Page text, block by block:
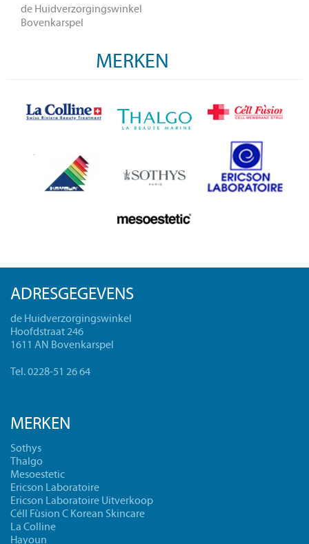
de Huidverzorgingswinkel
Bovenkarspel
MERKEN
ADRESGEGEVENS
de Huidverzorgingswinkel
Hoofdstraat 246
1611 AN Bovenkarspel
Tel. 0228-51 26 64
MERKEN
Sothys
Thalgo
Mesoestetic
Ericson Laboratoire
Ericson Laboratoire Uitverkoop
Céll Fùsion C Korean Skincare
La Colline
Hayoun